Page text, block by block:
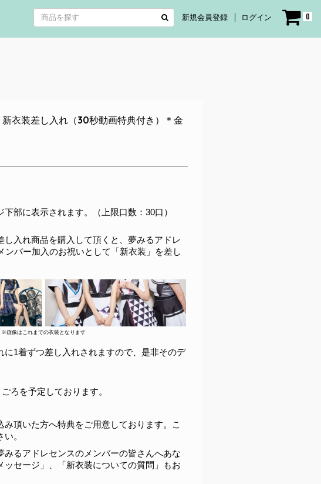
新規会員登録 ログイン 0
新衣装差し入れ（30秒動画特典付き）＊金
部に表示されます。（上限口数：30口）
し入れ商品を購入して頂くと、夢みるアドレ
ンバー加入のお祝いとして「新衣装」を差し
※画像はこれまでの衣装となります
に1着ずつ差し入れされますので、是非そのデ
ろを予定しております。
み頂いた方へ特典をご用意しております。こ
。
みるアドレセンスのメンバーの皆さんへあな
ッセージ」、「新衣装についての質問」もお